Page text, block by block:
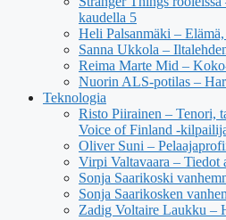
kaudella 5
Heli Palsanmäki –
Sanna Ukkola –
Reima Marte Mid –
Nuorin ALS-potilas –
Teknologia
Risto Piirainen – Tenori,
Voice of Finland -
Oliver Suni –
Virpi Valtavaara – Tiedot
Sonja Saarikoski
Sonja Saarikosken
Zadig Voltaire Laukku –